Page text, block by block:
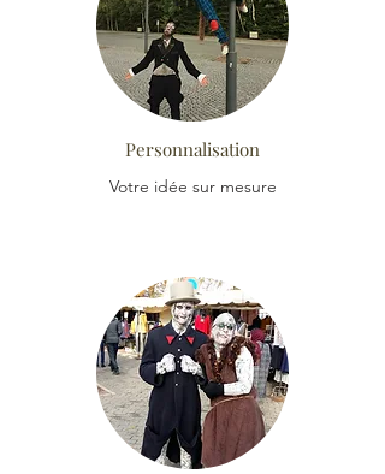
Personnalisation
Votre idée sur mesure